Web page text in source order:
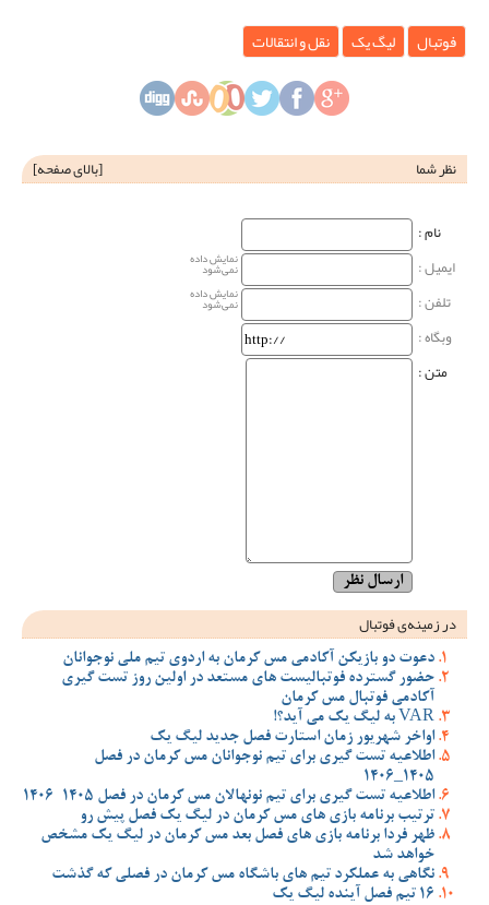
فوتبال لیگ یک نقل و انتقالات
نظر شما [بالای صفحه]
نام‌ :
ایمیل :
نمایش داده
نمی‌شود
تلفن : نمایش داده
نمی‌شود
وبگاه‌ :
متن :
در زمینه‌ی فوتبال
دعوت دو بازیکن آکادمی مس کرمان به اردوی تیم ملی نوجوانان
حضور گسترده فوتبالیست های مستعد در اولین روز تست گیری
آکادمی فوتبال مس کرمان
VAR به لیگ یک می آید؟!
اواخر شهریور زمان استارت فصل جدید لیگ یک
اطلاعیه تست گیری برای تیم نوجوانان مس کرمان در فصل
1405_1406
اطلاعیه تست گیری برای تیم نونهالان مس کرمان در فصل 1405-1406
ترتیب برنامه بازی های مس کرمان در لیگ یک فصل پیش رو
ظهر فردا برنامه بازی های فصل بعد مس کرمان در لیگ یک مشخص
خواهد شد
نگاهی به عملکرد تیم های باشگاه مس کرمان در فصلی که گذشت
16 تیم فصل آینده لیگ یک